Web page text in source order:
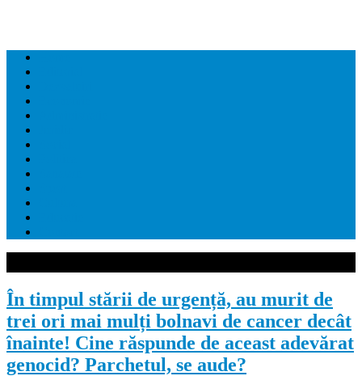
În timpul stării de urgență, au murit de
trei ori mai mulți bolnavi de cancer decât
înainte! Cine răspunde de aceast adevărat
genocid? Parchetul, se aude?